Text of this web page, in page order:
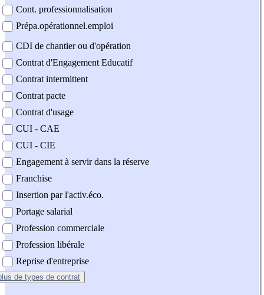
Cont. professionnalisation
Prépa.opérationnel.emploi
CDI de chantier ou d'opération
Contrat d'Engagement Educatif
Contrat intermittent
Contrat pacte
Contrat d'usage
CUI - CAE
CUI - CIE
Engagement à servir dans la réserve
Franchise
Insertion par l'activ.éco.
Portage salarial
Profession commerciale
Profession libérale
Reprise d'entreprise
de types de contrat